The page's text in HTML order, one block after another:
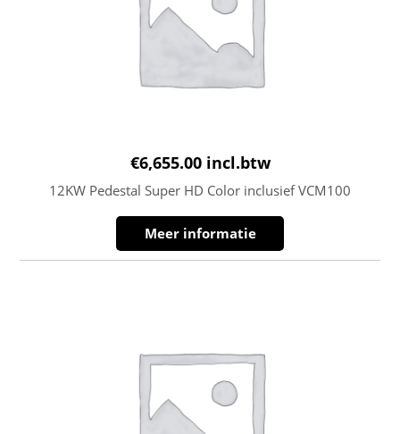
€6,655.00 incl.btw
12KW Pedestal Super HD Color inclusief VCM100
Meer informatie